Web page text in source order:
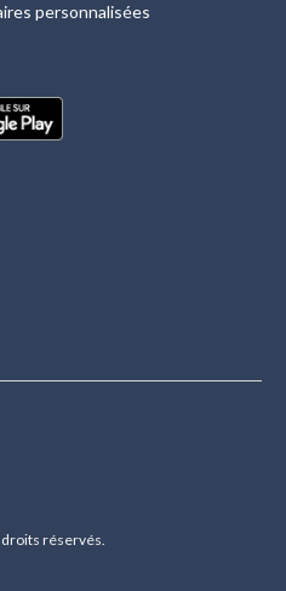
personnalisées
réservés.